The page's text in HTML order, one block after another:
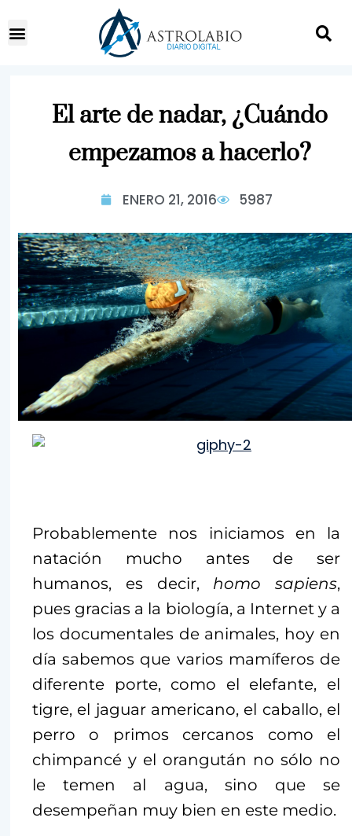
El arte de nadar, ¿Cuándo
empezamos a hacerlo?
ENERO 21, 2016 5987
Probablemente nos iniciamos en la
natación mucho antes de ser
humanos, es decir, homo sapiens,
pues gracias a la biología, a Internet y a
los documentales de animales, hoy en
día sabemos que varios mamíferos de
diferente porte, como el elefante, el
tigre, el jaguar americano, el caballo, el
perro o primos cercanos como el
chimpancé y el orangután no sólo no
le temen al agua, sino que se
desempeñan muy bien en este medio.